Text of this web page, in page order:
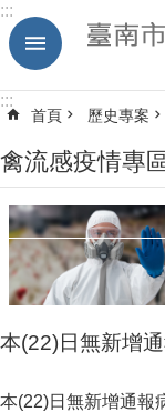
跳到主要內容區塊
:::
:::
首頁 歷史專案
禽流感疫情專
本(22)日無新增
本(22)日無新增通報